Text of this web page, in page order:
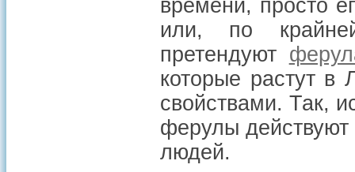
времени, просто
или, по
претендуют
которые растут в
свойствами. Так,
ферулы действуют
людей.